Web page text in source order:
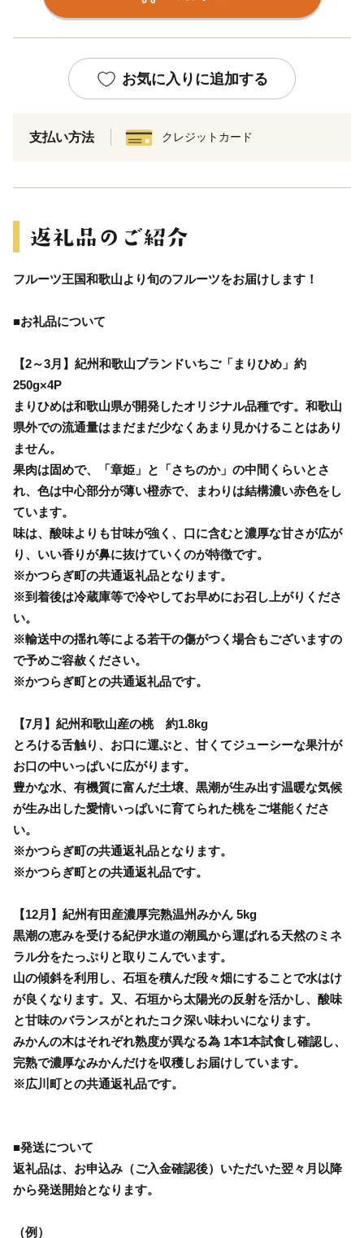
お気に入りに追加する
支払い方法 クレジットカード
フルーツ王国和歌山より旬のフルーツをお届けします！
■お礼品について
【2～3月】紀州和歌山ブランドいちご「まりひめ」約
250g×4P
まりひめは和歌山県が開発したオリジナル品種です。和歌山
県外での流通量はまだまだ少なくあまり見かけることはあり
ません。
果肉は固めで、「章姫」と「さちのか」の中間くらいとさ
れ、色は中心部分が薄い橙赤で、まわりは結構濃い赤色をし
ています。
味は、酸味よりも甘味が強く、口に含むと濃厚な甘さが広が
り、いい香りが鼻に抜けていくのが特徴です。
※かつらぎ町の共通返礼品となります。
※到着後は冷蔵庫等で冷やしてお早めにお召し上がりくださ
い。
※輸送中の揺れ等による若干の傷がつく場合もございますの
で予めご容赦ください。
※かつらぎ町との共通返礼品です。
【7月】紀州和歌山産の桃 約1.8kg
とろける舌触り、お口に運ぶと、甘くてジューシーな果汁が
お口の中いっぱいに広がります。
豊かな水、有機質に富んだ土壌、黒潮が生み出す温暖な気候
が生み出した愛情いっぱいに育てられた桃をご堪能くださ
い。
※かつらぎ町の共通返礼品となります。
※かつらぎ町との共通返礼品です。
【12月】紀州有田産濃厚完熟温州みかん 5kg
黒潮の恵みを受ける紀伊水道の潮風から運ばれる天然のミネ
ラル分をたっぷりと取りこんでいます。
山の傾斜を利用し、石垣を積んだ段々畑にすることで水はけ
が良くなります。又、石垣から太陽光の反射を活かし、酸味
と甘味のバランスがとれたコク深い味わいになります。
みかんの木はそれぞれ熟度が異なる為 1本1本試食し確認し、
完熟で濃厚なみかんだけを収穫しお届けしています。
※広川町との共通返礼品です。
■発送について
返礼品は、お申込み（ご入金確認後）いただいた翌々月以降
から発送開始となります。
（例）